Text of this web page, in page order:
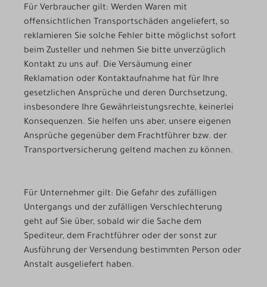
Für Verbraucher gilt: Werden Waren mit
offensichtlichen Transportschäden angeliefert, so
reklamieren Sie solche Fehler bitte möglichst sofort
beim Zusteller und nehmen Sie bitte unverzüglich
Kontakt zu uns auf. Die Versäumung einer
Reklamation oder Kontaktaufnahme hat für Ihre
gesetzlichen Ansprüche und deren Durchsetzung,
insbesondere Ihre Gewährleistungsrechte, keinerlei
Konsequenzen. Sie helfen uns aber, unsere eigenen
Ansprüche gegenüber dem Frachtführer bzw. der
Transportversicherung geltend machen zu können.
Für Unternehmer gilt: Die Gefahr des zufälligen
Untergangs und der zufälligen Verschlechterung
geht auf Sie über, sobald wir die Sache dem
Spediteur, dem Frachtführer oder der sonst zur
Ausführung der Versendung bestimmten Person oder
Anstalt ausgeliefert haben.